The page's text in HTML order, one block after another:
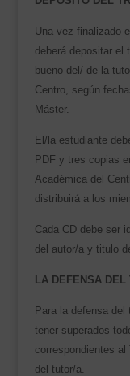
Una vez finalizado
deberá depositar el
bueno del/ de la
Centro, según
Máster.
El/la estudiante
PDF y tres copias
Académica del
distribuirá a los
Cada CD debe ser
del autor/a y titulo
LA DEFENSA
Para la defensa
tener superados
correspondientes al
del tutor/a.